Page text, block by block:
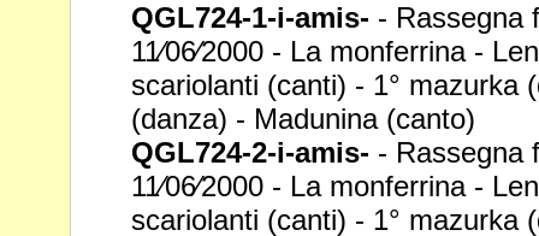
QGL724-1-i-amis- - Rassegna
11⁄06⁄2000 - La monferrina -
scariolanti (canti) - 1° mazurka
(danza) - Madunina (canto)
QGL724-2-i-amis- - Rassegna
11⁄06⁄2000 - La monferrina -
scariolanti (canti) - 1° mazurka